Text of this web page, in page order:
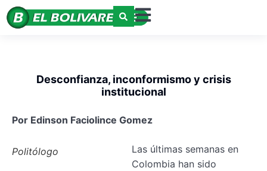
Desconfianza, inconformismo y crisis
institucional
Por Edinson Faciolince Gomez
Politólogo
Las últimas semanas en
Colombia han sido